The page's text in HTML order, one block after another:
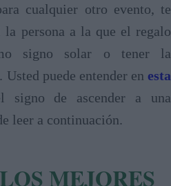
cualquier otro evento, te
persona a la que el regalo
signo solar o tener la
Usted puede entender en esta
signo de ascender a una
leer a continuación.
MEJORES